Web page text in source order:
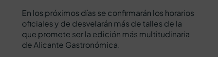
En los próximos días se confirmarán los horarios
oficiales y de desvelarán más de talles de la
que promete ser la edición más multitudinaria
de Alicante Gastronómica.